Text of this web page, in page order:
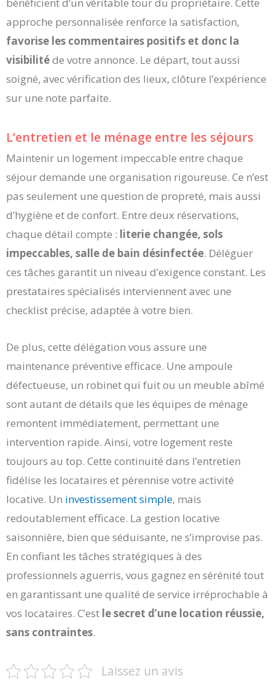
approche personnalisée renforce la satisfaction,
favorise les commentaires positifs et donc la
visibilitéde votre annonce. Le départ, tout aussi
soigné, avec vérification des lieux, clôture l’expérience
sur une note parfaite.
L’entretien et le ménage entre les séjours
Maintenir un logement impeccable entre chaque
séjour demande une organisation rigoureuse. Ce n’est
pas seulement une question de propreté, mais aussi
d’hygiène et de confort. Entre deux réservations,
chaque détail compte : literie changée, sols
impeccables, salle de bain désinfectée. Déléguer
ces tâches garantit un niveau d’exigence constant. Les
prestataires spécialisés interviennent avec une
checklist précise, adaptée à votre bien.
De plus, cette délégation vous assure une
maintenance préventive efficace. Une ampoule
défectueuse, un robinet qui fuit ou un meuble abîmé
sont autant de détails que les équipes de ménage
remontent immédiatement, permettant une
intervention rapide. Ainsi, votre logement reste
toujours au top. Cette continuité dans l’entretien
fidélise les locataires et pérennise votre activité
locative. Un investissement simple, mais
redoutablement efficace. La gestion locative
saisonnière, bien que séduisante, ne s’improvise pas.
En confiant les tâches stratégiques à des
professionnels aguerris, vous gagnez en sérénité tout
en garantissant une qualité de service irréprochable à
vos locataires. C’est le secret d’une location réussie,
sans contraintes.
Laissez un avis